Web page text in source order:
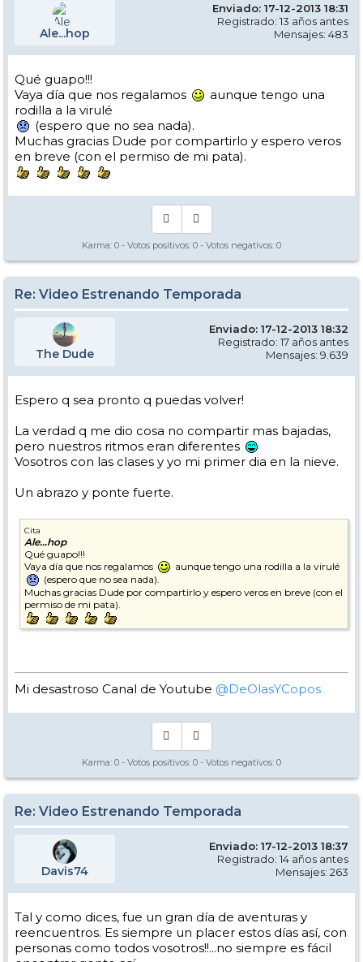
Ale...hop
Enviado: 17-12-2013 18:31
Registrado: 13 años antes
Mensajes: 483
Qué guapo!!!
Vaya día que nos regalamos
aunque tengo una
rodilla a la virulé
(espero que no sea nada).
Muchas gracias Dude por compartirlo y espero veros
en breve (con el permiso de mi pata).
Karma: 0 - Votos positivos: 0 - Votos negativos: 0
Re: Video Estrenando Temporada
The Dude
Enviado: 17-12-2013 18:32
Registrado: 17 años antes
Mensajes: 9.639
Espero q sea pronto q puedas volver!
La verdad q me dio cosa no compartir mas bajadas,
pero nuestros ritmos eran diferentes
Vosotros con las clases y yo mi primer dia en la nieve.
Un abrazo y ponte fuerte.
Cita
Ale...hop
Qué guapo!!!
Vaya día que nos regalamos
aunque tengo una rodilla a la virulé
(espero que no sea nada).
Muchas gracias Dude por compartirlo y espero veros en breve (con el
permiso de mi pata).
Mi desastroso Canal de Youtube @DeOlasYCopos
Karma: 0 - Votos positivos: 0 - Votos negativos: 0
Re: Video Estrenando Temporada
Davis74
Enviado: 17-12-2013 18:37
Registrado: 14 años antes
Mensajes: 263
Tal y como dices, fue un gran día de aventuras y
reencuentros. Es siempre un placer estos días así, con
personas como todos vosotros!!...no siempre es fácil